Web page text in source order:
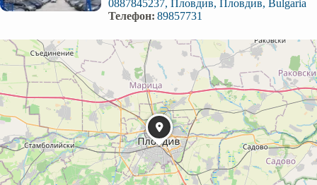
0887845237, Пловдив, Пловдив, Bulgaria
Телефон: 89857731